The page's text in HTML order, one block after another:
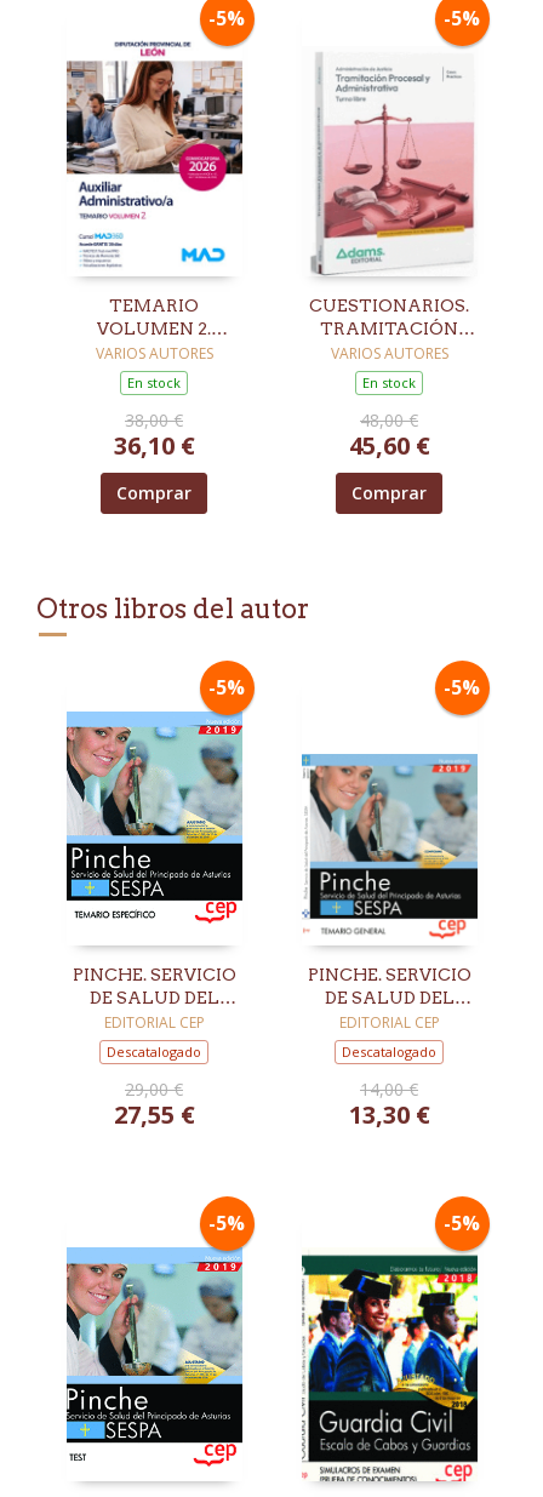
-5%
TEMARIO
VOLUMEN 2.
AUXILIAR
ADMINISTRATIVO
DIPUTACIÓN
PROVINCIAL DE
LEÓN
VARIOS AUTORES
En stock
38,00 €
36,10 €
Comprar
-5%
CUESTIONARIOS.
TRAMITACIÓN
PROCESAL Y
ADMINISTRATIVA.
TURNO LIBRE
VARIOS AUTORES
En stock
48,00 €
45,60 €
Comprar
Otros libros del autor
-5%
PINCHE. SERVICIO
DE SALUD DEL
PRINCIPADO DE
ASTURIAS. SESPA.
TEMARIO
ESPECÍFICO
EDITORIAL CEP
Descatalogado
29,00 €
27,55 €
-5%
PINCHE. SERVICIO
DE SALUD DEL
PRINCIPADO DE
ASTURIAS. SESPA.
TEMARIO GENERAL
EDITORIAL CEP
Descatalogado
14,00 €
13,30 €
-5% -5%